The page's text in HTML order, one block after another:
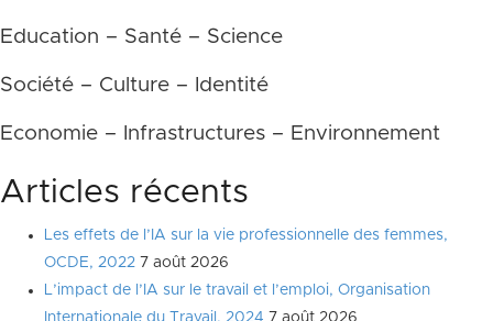
Education – Santé – Science
Société – Culture – Identité
Economie – Infrastructures – Environnement
Articles récents
Les effets de l’IA sur la vie professionnelle des femmes,
OCDE, 2022 7 août 2026
L’impact de l’IA sur le travail et l’emploi, Organisation
Internationale du Travail, 2024 7 août 2026